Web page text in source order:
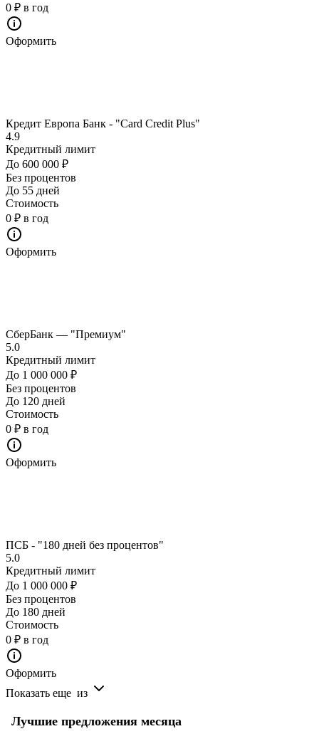
0 ₽ в год
Оформить
Кредит Европа Банк - "Card Credit Plus"
4.9
Кредитный лимит
До 600 000 ₽
Без процентов
До 55 дней
Стоимость
0 ₽ в год
Оформить
СберБанк — "Премиум"
5.0
Кредитный лимит
До 1 000 000 ₽
Без процентов
До 120 дней
Стоимость
0 ₽ в год
Оформить
ПСБ - "180 дней без процентов"
5.0
Кредитный лимит
До 1 000 000 ₽
Без процентов
До 180 дней
Стоимость
0 ₽ в год
Оформить
Показать еще из
Лучшие предложения месяца